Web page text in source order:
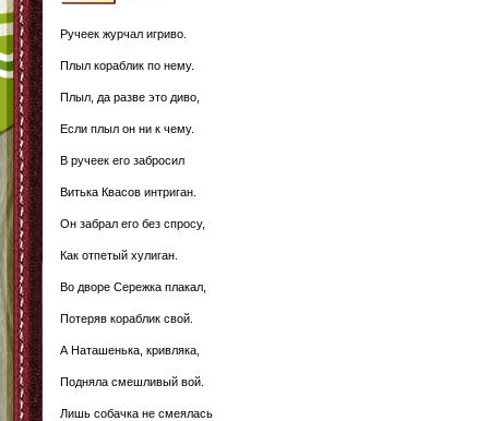
Ручеек журчал игриво.
Плыл кораблик по нему.
Плыл, да разве это диво,
Если плыл он ни к чему.
В ручеек его забросил
Витька Квасов интриган.
Он забрал его без спросу,
Как отпетый хулиган.
Во дворе Сережка плакал,
Потеряв кораблик свой.
А Наташенька, кривляка,
Подняла смешливый вой.
Лишь собачка не смеялась